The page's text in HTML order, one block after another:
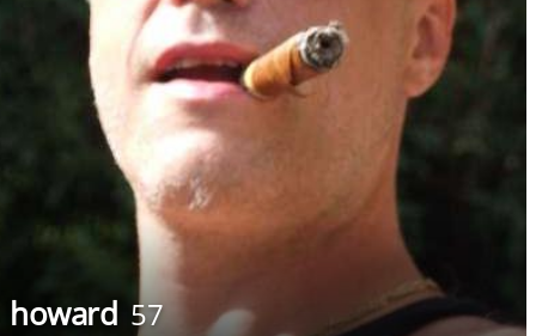
howard 57